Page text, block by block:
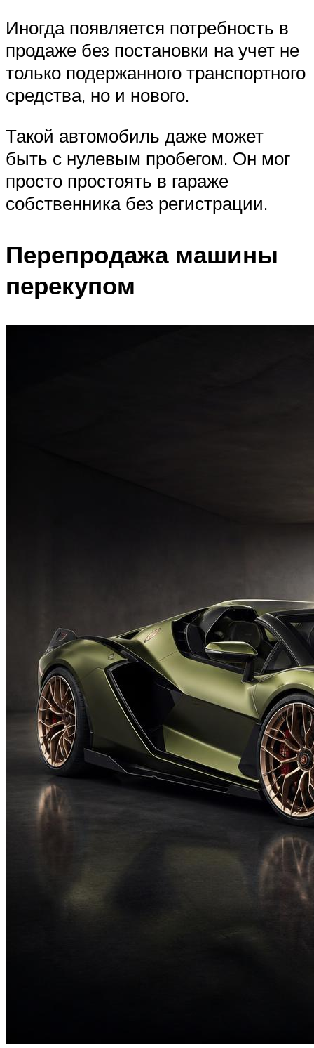
Иногда появляется потребность в
продаже без постановки на учет не
только подержанного транспортного
средства, но и нового.
Такой автомобиль даже может
быть с нулевым пробегом. Он мог
просто простоять в гараже
собственника без регистрации.
Перепродажа машины
перекупом